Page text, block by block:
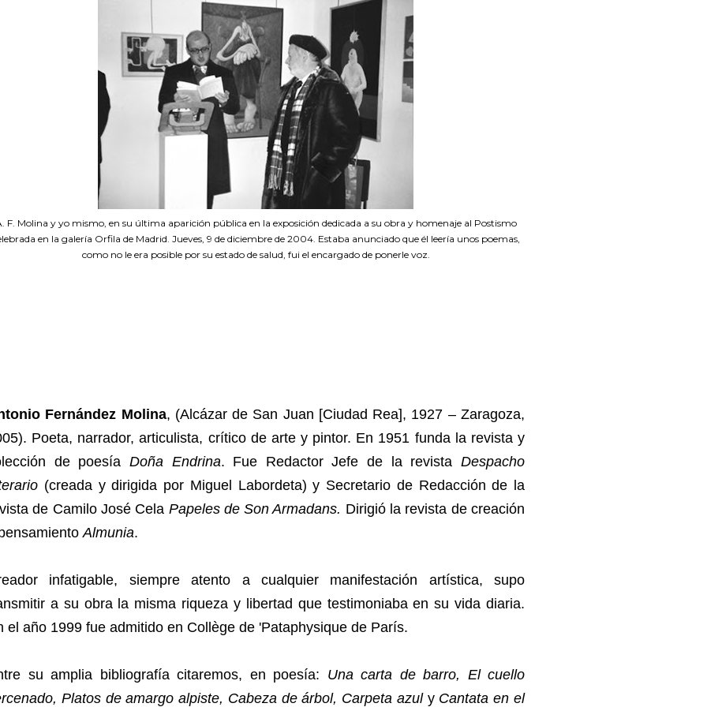
F. Molina y yo mismo, en su última aparición pública en la exposición dedicada a su obra y homenaje al Postismo
en la galería Orfila de Madrid. Jueves, 9 de diciembre de 2004. Estaba anunciado que él leería unos poemas,
como no le era posible por su estado de salud, fui el encargado de ponerle voz.
Fernández Molina, (Alcázar de San Juan [Ciudad Rea], 1927 – Zaragoza,
Poeta, narrador, articulista, crítico de arte y pintor. En 1951 funda la revista y
de poesía Doña Endrina. Fue Redactor Jefe de la revistaDespacho
(creada y dirigida por Miguel Labordeta) y Secretario de Redacción de la
de Camilo José Cela Papeles de Son Armadans. Dirigió la revista de creación
Almunia.
infatigable, siempre atento a cualquier manifestación artística, supo
a su obra la misma riqueza y libertad que testimoniaba en su vida diaria.
el año 1999 fue admitido en Collège de 'Pataphysique de París.
su amplia bibliografía citaremos, en poesía: Una carta de barro, El cuello
Platos de amargo alpiste, Cabeza de árbol, Carpeta azuly Cantata en el